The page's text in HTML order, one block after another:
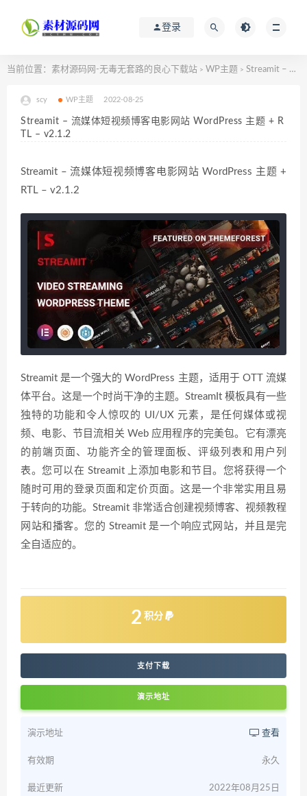
登录
当前位置： 素材源码网-无毒无套路的良心下载站 > WP主题 > Streamit – 流媒体短视频博客电影网站 WordPress 主题 + RTL – v2.1.2
scy WP主题 2022-08-25
Streamit – 流媒体短视频博客电影网站 WordPress 主题 + R
TL – v2.1.2
Streamit – 流媒体短视频博客电影网站 WordPress 主题 +
RTL – v2.1.2
Streamit 是一个强大的 WordPress 主题，适用于 OTT 流媒
体平台。这是一个时尚干净的主题。StreamIt 模板具有一些
独特的功能和令人惊叹的 UI/UX 元素，是任何媒体或视
频、电影、节目流相关 Web 应用程序的完美包。它有漂亮
的前端页面、功能齐全的管理面板、评级列表和用户列
表。您可以在 Streamit 上添加电影和节目。您将获得一个
随时可用的登录页面和定价页面。这是一个非常实用且易
于转向的功能。Streamit 非常适合创建视频博客、视频教程
网站和播客。您的 Streamit 是一个响应式网站，并且是完
全自适应的。
2 积分
支付下载
演示地址
演示地址 查看
有效期 永久
最近更新 2022年08月25日